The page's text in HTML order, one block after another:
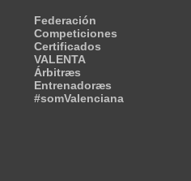
Federación
Competiciones
Certificados
VALENTA
Árbitræs
Entrenadoræs
#somValenciana